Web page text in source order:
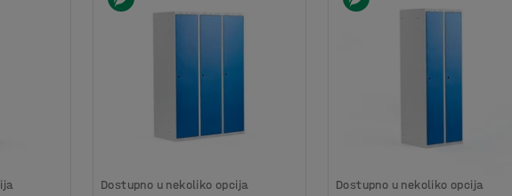
Dostupno u nekoliko opcija Dostupno u nekoliko opcija